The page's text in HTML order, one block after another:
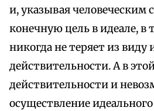
и, указывая человеческим
конечную цель в идеале, в
никогда не теряет из виду
действительности. А в
действительности и
осуществление